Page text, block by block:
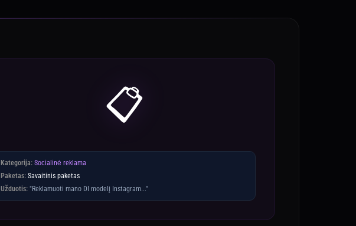
📋
Kategorija: Socialinė reklama
Paketas: Savaitinis paketas
Užduotis: "Reklamuoti mano DI modelį Instagram..."